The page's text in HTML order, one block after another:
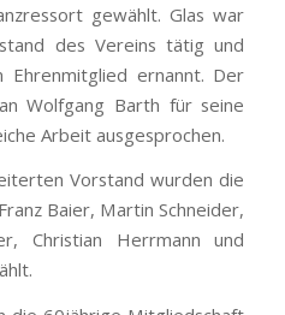
gewählt. Glas war
des Vereins tätig und
ernannt. Der
Wolfgang Barth für seine
Arbeit ausgesprochen.
Vorstand wurden die
Baier, Martin Schneider,
Christian Herrmann und